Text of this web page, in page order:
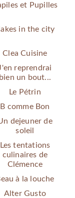
et Pupilles
in the city
Clea Cuisine
reprendrai
bien un bout...
Le Pétrin
B comme Bon
dejeuner de
soleil
Les tentations
culinaires de
Clémence
à la louche
Alter Gusto